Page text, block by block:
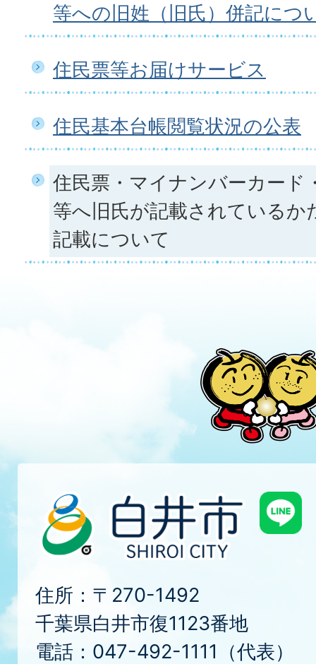
等への旧姓（旧氏）併記につ
住民票等お届けサービス
住民基本台帳閲覧状況の公表
住民票・マイナンバーカード
等へ旧氏が記載されているか
記載について
住所：〒270-1492
千葉県白井市復1123番地
電話：047-492-1111（代表）